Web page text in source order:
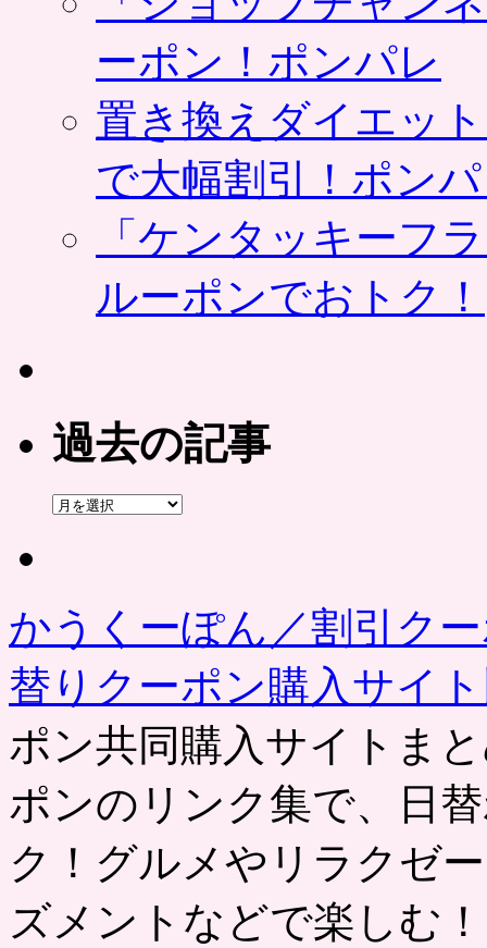
ーポン！ポンパレ
置き換えダイエッ
で大幅割引！ポン
「ケンタッキーフ
ルーポンでおトク！
過去の記事
過
かうくーぽん／割引ク
替りクーポン購入サイ
ポン共同購入サイトま
ポンのリンク集で、日
ク！グルメやリラクゼ
ズメントなどで楽しむ